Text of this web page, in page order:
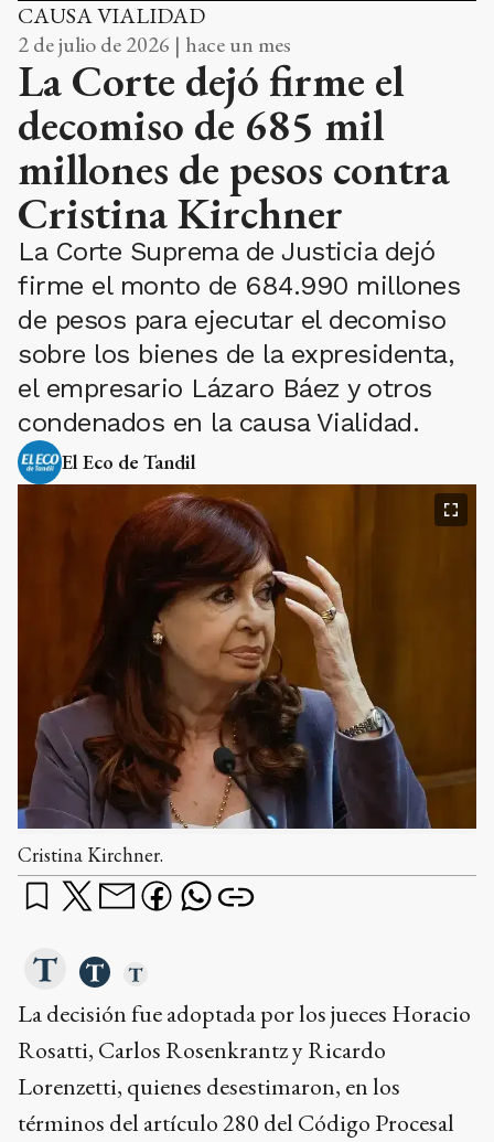
CAUSA VIALIDAD
2 de julio de 2026 | hace un mes
La Corte dejó firme el
decomiso de 685 mil
millones de pesos contra
Cristina Kirchner
La Corte Suprema de Justicia dejó
firme el monto de 684.990 millones
de pesos para ejecutar el decomiso
sobre los bienes de la expresidenta,
el empresario Lázaro Báez y otros
condenados en la causa Vialidad.
El Eco de Tandil
Cristina Kirchner.
La decisión fue adoptada por los jueces Horacio
Rosatti, Carlos Rosenkrantz y Ricardo
Lorenzetti, quienes desestimaron, en los
términos del artículo 280 del Código Procesal